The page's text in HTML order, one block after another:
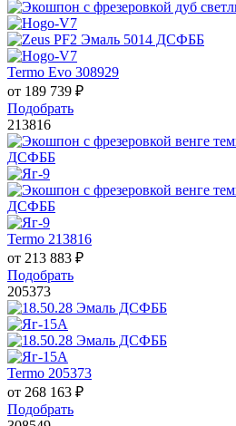
Termo Evo 308929
от 189 739 ₽
Подобрать
213816
Termo 213816
от 213 883 ₽
Подобрать
205373
Termo 205373
от 268 163 ₽
Подобрать